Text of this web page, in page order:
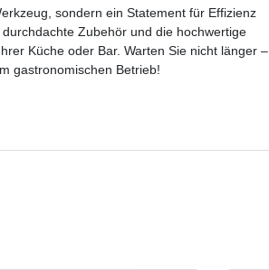
sondern ein Statement für Effizienz
Zubehör und die hochwertige
Küche oder Bar. Warten Sie nicht länger –
gastronomischen Betrieb!